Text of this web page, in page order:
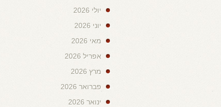
יולי 2026
יוני 2026
מאי 2026
אפריל 2026
מרץ 2026
פברואר 2026
ינואר 2026